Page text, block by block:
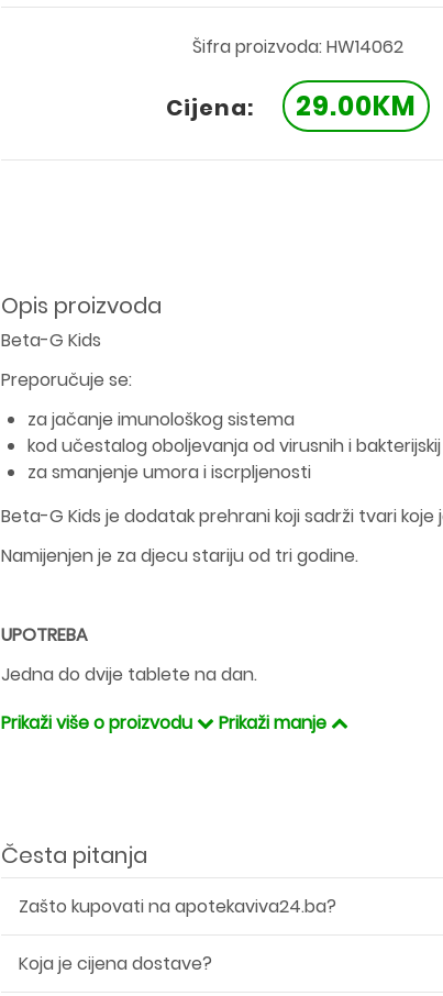
Šifra proizvoda: HW14062
Cijena: 29.00KM
Opis proizvoda
Beta-G Kids
Preporučuje se:
za jačanje imunološkog sistema
kod učestalog oboljevanja od virusnih i
za smanjenje umora i iscrpljenosti
Beta-G Kids je dodatak prehrani koji sadrži tvari
Namijenjen je za djecu stariju od tri godine.
UPOTREBA
Jedna do dvije tablete na dan.
Prikaži više o proizvodu
Prikaži manje
Česta pitanja
Zašto kupovati na apotekaviva24.ba?
Koja je cijena dostave?